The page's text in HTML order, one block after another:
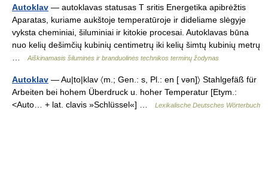
Autoklav — autoklavas statusas T sritis Energetika apibrėžtis
Aparatas, kuriame aukštoje temperatūroje ir dideliame slėgyje
vyksta cheminiai, šiluminiai ir kitokie procesai. Autoklavas būna
nuo kelių dešimčių kubinių centimetrų iki kelių šimtų kubinių metrų
Aiškinamasis šiluminės ir branduolinės technikos terminų žodynas
Autoklav — Au|to|klav 〈m.; Gen.: s, Pl.: en [ vən]〉 Stahlgefäß für
Arbeiten bei hohem Überdruck u. hoher Temperatur [Etym.:
<Auto… + lat. clavis »Schlüssel«] …
Lexikalische Deutsches Wörterbuch